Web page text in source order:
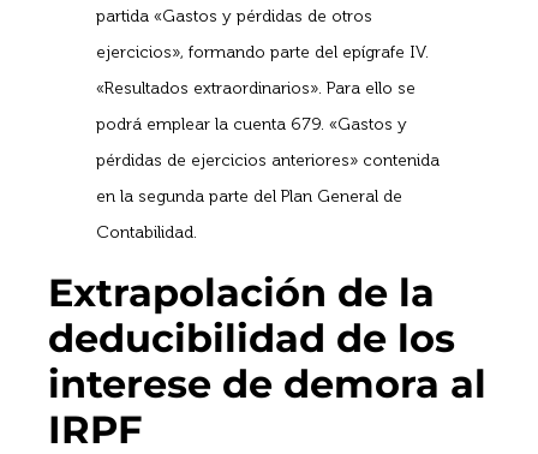
partida «Gastos y pérdidas de otros
ejercicios», formando parte del epígrafe IV.
«Resultados extraordinarios». Para ello se
podrá emplear la cuenta 679. «Gastos y
pérdidas de ejercicios anteriores» contenida
en la segunda parte del Plan General de
Contabilidad.
Extrapolación de la
deducibilidad de los
interese de demora al
IRPF